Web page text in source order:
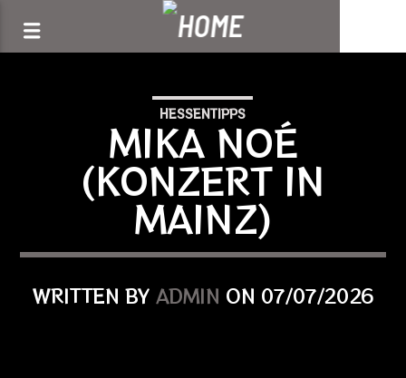
HESSENTIPPS
MIKA NOÉ
(KONZERT IN
MAINZ)
WRITTEN BY ADMIN ON 07/07/2026